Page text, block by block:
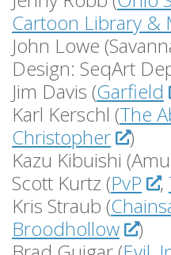
Cartoon Library &
John Lowe
Design: SeqArt
Jim Davis (Garfield
Karl Kerschl (The
Christopher
)
Kazu Kibuishi
Scott Kurtz (PvP ,
Kris Straub (
Broodhollow
)